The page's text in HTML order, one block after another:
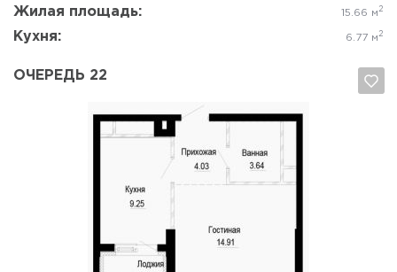
Жилая площадь: 15.66 м 2
Кухня: 6.77 м 2
ОЧЕРЕДЬ 22
Отмена